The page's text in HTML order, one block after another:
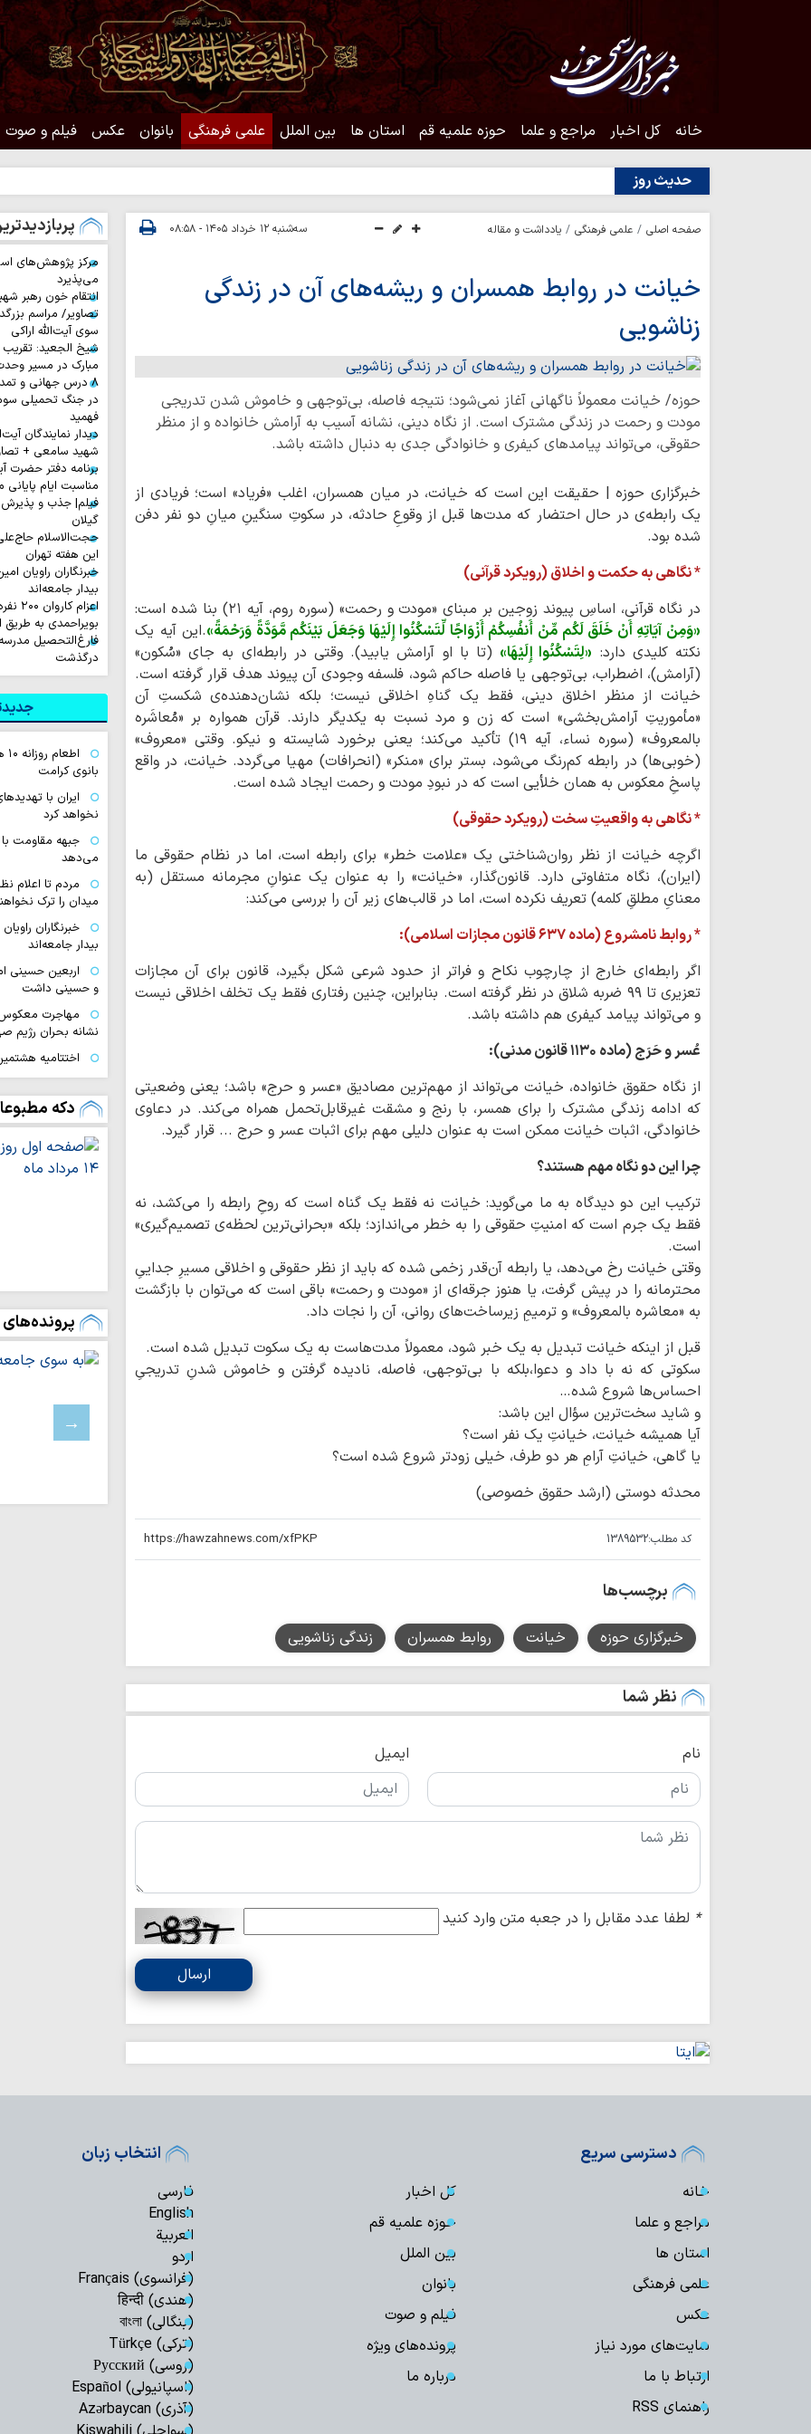
خانه کل اخبار مراجع و علما حوزه علمیه قم استان ها بین الملل علمی فرهنگی بانوان عکس فیلم و صوت
حدیث روز
صفحه اصلی علمی فرهنگی یادداشت و مقاله سه‌شنبه ۱۲ خرداد ۱۴۰۵ - ۰۸:۵۸
خیانت در روابط همسران و ریشه‌های آن در زندگی
زناشویی
حوزه/ خیانت معمولاً ناگهانی آغاز نمی‌شود؛ نتیجه فاصله، بی‌توجهی و خاموش شدن تدریجی
مودت و رحمت در زندگی مشترک است. از نگاه دینی، نشانه آسیب به آرامش خانواده و از منظر
حقوقی، می‌تواند پیامدهای کیفری و خانوادگی جدی به دنبال داشته باشد.
خبرگزاری حوزه | حقیقت این است که خیانت، در میان همسران، اغلب «فریاد» است؛ فریادی از
یک رابطه‌ی در حال احتضار که مدت‌ها قبل از وقوعِ حادثه، در سکوتِ سنگینِ میانِ دو نفر دفن
شده بود.
* نگاهی به حکمت و اخلاق (رویکرد قرآنی)
در نگاه قرآنی، اساسِ پیوند زوجین بر مبنای «مودت و رحمت» (سوره روم، آیه ۲۱) بنا شده است:
«وَمِنْ آیَاتِهِ أَنْ خَلَقَ لَکُم مِّنْ أَنفُسِکُمْ أَزْوَاجًا لِّتَسْکُنُوا إِلَیْهَا وَجَعَلَ بَیْنَکُم مَّوَدَّةً وَرَحْمَةً».این آیه یک
نکته کلیدی دارد: «لِتَسْکُنُوا إِلَیْهَا» (تا با او آرامش یابید). وقتی در رابطه‌ای به جای «سُکون»
(آرامش)، اضطراب، بی‌توجهی یا فاصله حاکم شود، فلسفه وجودی آن پیوند هدف قرار گرفته است.
خیانت از منظر اخلاق دینی، فقط یک گناهِ اخلاقی نیست؛ بلکه نشان‌دهنده‌ی شکستِ آن
«مأموریتِ آرامش‌بخشی» است که زن و مرد نسبت به یکدیگر دارند. قرآن همواره بر «مُعاشَره
بالمعروف» (سوره نساء، آیه ۱۹) تأکید می‌کند؛ یعنی برخورد شایسته و نیکو. وقتی «معروف»
(خوبی‌ها) در رابطه کم‌رنگ می‌شود، بستر برای «منکر» (انحرافات) مهیا می‌گردد. خیانت، در واقع
پاسخِ معکوس به همان خلأیی است که در نبودِ مودت و رحمت ایجاد شده است.
* نگاهی به واقعیتِ سخت (رویکرد حقوقی)
اگرچه خیانت از نظر روان‌شناختی یک «علامت خطر» برای رابطه است، اما در نظام حقوقی ما
(ایران)، نگاه متفاوتی دارد. قانون‌گذار، «خیانت» را به عنوان یک عنوانِ مجرمانه مستقل (به
معنایِ مطلقِ کلمه) تعریف نکرده است، اما در قالب‌های زیر آن را بررسی می‌کند:
* روابط نامشروع (ماده ۶۳۷ قانون مجازات اسلامی):
اگر رابطه‌ای خارج از چارچوب نکاح و فراتر از حدود شرعی شکل بگیرد، قانون برای آن مجازات
تعزیری تا ۹۹ ضربه شلاق در نظر گرفته است. بنابراین، چنین رفتاری فقط یک تخلف اخلاقی نیست
و می‌تواند پیامد کیفری هم داشته باشد.
عُسر و حَرَج (ماده ۱۱۳۰ قانون مدنی):
از نگاه حقوق خانواده، خیانت می‌تواند از مهم‌ترین مصادیق «عسر و حرج» باشد؛ یعنی وضعیتی
که ادامه زندگی مشترک را برای همسر، با رنج و مشقت غیرقابل‌تحمل همراه می‌کند. در دعاوی
خانوادگی، اثبات خیانت ممکن است به عنوان دلیلی مهم برای اثبات عسر و حرج ... قرار گیرد.
چرا این دو نگاه مهم هستند؟
ترکیب این دو دیدگاه به ما می‌گوید: خیانت نه فقط یک گناه است که روحِ رابطه را می‌کشد، نه
فقط یک جرم است که امنیتِ حقوقی را به خطر می‌اندازد؛ بلکه «بحرانی‌ترین لحظه‌ی تصمیم‌گیری»
است.
وقتی خیانت رخ می‌دهد، یا رابطه آن‌قدر زخمی شده که باید از نظر حقوقی و اخلاقی مسیرِ جداییِ
محترمانه را در پیش گرفت، یا هنوز جرقه‌ای از «مودت و رحمت» باقی است که می‌توان با بازگشت
به «معاشره بالمعروف» و ترمیمِ زیرساخت‌های روانی، آن را نجات داد.
قبل از اینکه خیانت تبدیل به یک خبر شود، معمولاً مدت‌هاست به یک سکوت تبدیل شده است.
سکوتی که نه با داد و دعوا،بلکه با بی‌توجهی، فاصله، نادیده گرفتن و خاموش شدنِ تدریجیِ
احساس‌ها شروع شده…
و شاید سخت‌ترین سؤال این باشد:
آیا همیشه خیانت، خیانتِ یک نفر است؟
یا گاهی، خیانتِ آرامِ هر دو طرف، خیلی زودتر شروع شده است؟
محدثه دوستی (ارشد حقوق خصوصی)
کد مطلب:1389532
برچسب‌ها
خبرگزاری حوزه خیانت روابط همسران زندگی زناشویی
نظر شما
نام ایمیل
* لطفا عدد مقابل را در جعبه متن وارد کنید
ارسال
مرکز پژوهش‌های
می‌پذیرد
انتقام خون رهبر
تصاویر/ مراسم
سوی آیت‌الله اراکی
شیخ الجعید: تقریب
مبارک در مسیر
۸ درس جهانی و
در جنگ تحمیلی
فهمید
دیدار نمایندگان
شهید سامعی +
برنامه دفتر حضرت
مناسبت ایام پایانی
فیلم| جذب و پذیرش
گیلان
حجت‌الاسلام
این هفته تهران
خبرنگاران راویان
بیدار جامعه‌اند
بویراحمدی به
فارغ‌التحصیل
درگذشت
بانوی کرامت
ایران با
نخواهد کرد
جبهه مقاومت
می‌دهد
مردم تا اعلام
میدان را ترک
خبرنگاران
بیدار جامعه‌اند
اربعین حسینی
و حسینی داشت
مهاجرت معکوس
نشانه بحران رژیم
اختتامیه
زنان عاشورایی در
ایران قوی با
دیپلماسی هوشمند
اقتدار امروز
صحنه و توانمندی
لبنان
مسلمانان
سخت
بیروت، پایتخت
اسرائیل
باختری را با
حاکم این کشور
عقب‌نشینی
اتحاد مقدس
نباید با
قدرت منطقه‌ای
ایستادگی است
ایستادگی است
قائد شهید به
دکه
پرونده‌های
دسترسی سریع
خانه
کل اخبار
مراجع و علما
حوزه علمیه قم
استان ها
بین الملل
علمی فرهنگی
بانوان
عکس
فیلم و صوت
سایت‌های مورد نیاز
پرونده‌های ویژه
ارتباط با ما
درباره ما
راهنمای RSS
انتخاب زبان
فارسی
English
العربیة
اردو
(فرانسوی) Français
(هندی) हिन्दी
(بنگالی) বাংলা
(ترکی) Türkçe
(روسی) Русский
(اسپانیولی) Español
(آذری) Azərbaycan